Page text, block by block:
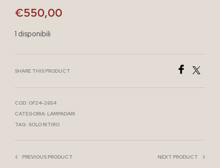
€550,00
1 disponibili
SHARE THIS PRODUCT
COD: OF24-2654
CATEGORIA: LAMPADARI
TAG: SOLO RITIRO
PREVIOUS PRODUCT NEXT PRODUCT